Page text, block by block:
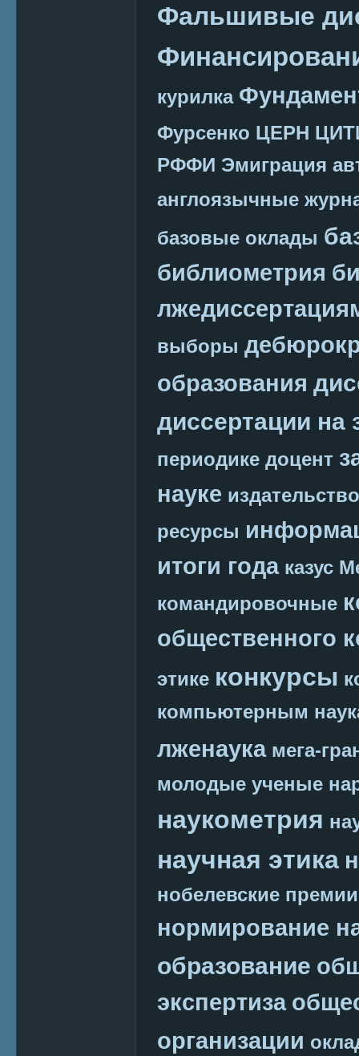
Фальшивые
курилка
Фурсенко ЦЕРН
РФФИ Эмиграция
англоязычные
базовые оклады
библиометрия
выборы
образования
диссертации на
периодике доцент
науке издательство
ресурсы
итоги года казус
командировочные
общественного
этике конкурсы
компьютерным
лженаука мега-
молодые ученые
наукометрия
научная этика
нобелевские премии
нормирование
образование
экспертиза
организации